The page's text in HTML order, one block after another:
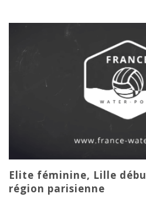
Elite féminine, Lille
région parisienne